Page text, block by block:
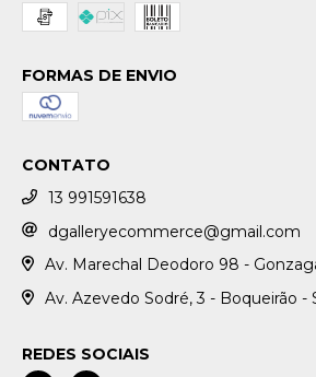
FORMAS DE ENVIO
CONTATO
13 991591638
dgalleryecommerce@gmail.com
Av. Marechal Deodoro 98 -
Av. Azevedo Sodré, 3 - Boqueirão -
REDES SOCIAIS